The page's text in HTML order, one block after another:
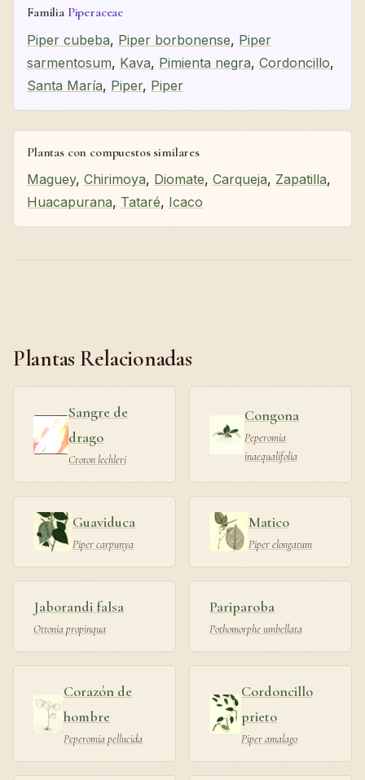
Familia Piperaceae
Piper cubeba, Piper borbonense, Piper
sarmentosum, Kava, Pimienta negra, Cordoncillo,
Santa María, Piper, Piper
Plantas con compuestos similares
Maguey, Chirimoya, Diomate, Carqueja, Zapatilla,
Huacapurana, Tataré, Icaco
Plantas Relacionadas
Sangre de
drago
Croton lechleri
Congona
Peperomia
inaequalifolia
Guaviduca
Piper carpunya
Matico
Piper elongatum
Jaborandi falsa
Ottonia propinqua
Pariparoba
Pothomorphe umbellata
Corazón de
hombre
Peperomia pellucida
Cordoncillo
prieto
Piper amalago